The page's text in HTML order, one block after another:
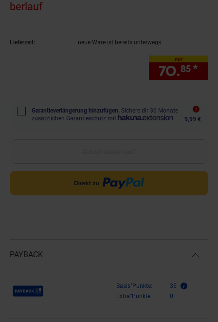
berlauf
Lieferzeit: neue Ware ist bereits unterwegs
nur
70.85 *
Garantieverlängerung hinzufügen. Sichere dir 36 Monate
zusätzlichen Garantieschutz mit
9,99 €
PAYBACK
Payback Punkte Basis°Punkte:
35
Extra°Punkte:
0